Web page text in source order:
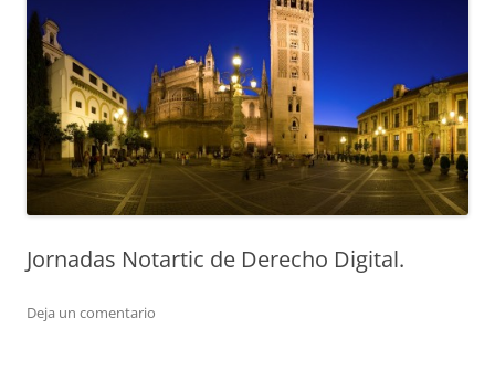
Jornadas Notartic de Derecho Digital.
Deja un comentario